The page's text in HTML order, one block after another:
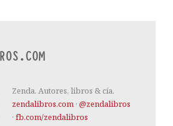
Zenda. Autores, libros & cía.
zendalibros.com · @zendalibros
· fb.com/zendalibros